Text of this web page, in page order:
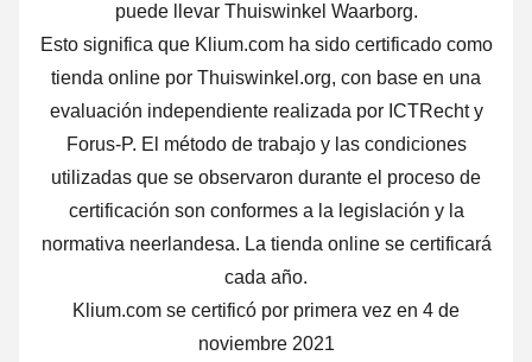
puede llevar Thuiswinkel Waarborg.
Esto significa que Klium.com ha sido certificado como
tienda online por Thuiswinkel.org, con base en una
evaluación independiente realizada por ICTRecht y
Forus-P. El método de trabajo y las condiciones
utilizadas que se observaron durante el proceso de
certificación son conformes a la legislación y la
normativa neerlandesa. La tienda online se certificará
cada año.
Klium.com se certificó por primera vez en 4 de
noviembre 2021